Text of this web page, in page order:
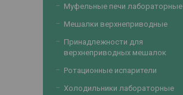
Муфельные печи лабораторные
Мешалки верхнеприводные
Принадлежности для
верхнеприводных мешалок
Ротационные испарители
Холодильники лабораторные